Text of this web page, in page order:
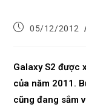
05/12/2012
Galaxy S2 được
của năm 2011.
cũng đang sắm